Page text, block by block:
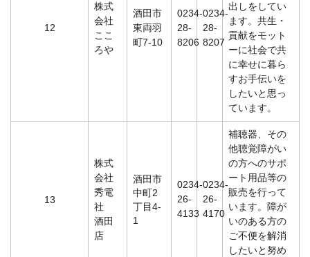
12
株式
会社
ここ
ろや
酒田市
東両羽
町7-10
0234-
28-
8206
0234-
28-
8207
出しをしてい
ます。共生・
貢献をモット
ーに社会で共
に幸せに暮ら
すお手伝いを
したいと思っ
ています。
13
株式
会社
秀電
社
酒田
店
酒田市
中町2
丁目4-
1
0234-
26-
4133
0234-
26-
4170
補聴器、その
他聴覚障がい
の方へのサポ
ート用品等の
販売を行って
います。障が
いのある方の
ご不便を解消
したいと努め